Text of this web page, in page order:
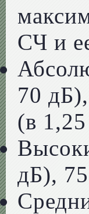
СЧ и
70
(в 1,25
дБ),